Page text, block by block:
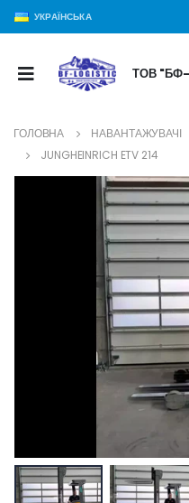
УКРАЇНСЬКА
ТОВ "БФ-
ГОЛОВНА НАВАНТАЖУВАЧІ
JUNGHEINRICH ETV 214